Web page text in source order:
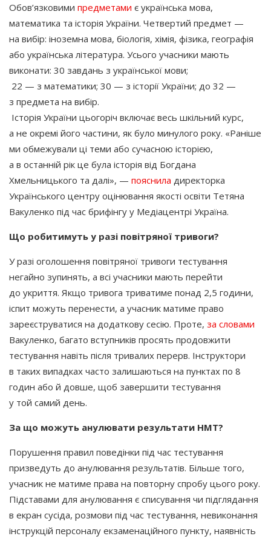
Обов’язковими предметами є українська мова,
математика та історія України. Четвертий предмет —
на вибір: іноземна мова, біологія, хімія, фізика, географія
або українська література. Усього учасники мають
виконати: 30 завдань з української мови;
22 — з математики; 30 — з історії України; до 32 —
з предмета на вибір.
Історія України цьогоріч включає весь шкільний курс,
а не окремі його частини, як було минулого року. «Раніше
ми обмежували ці теми або сучасною історією,
а в останній рік це була історія від Богдана
Хмельницького та далі», — пояснила директорка
Українського центру оцінювання якості освіти Тетяна
Вакуленко під час брифінгу у Медіацентрі Україна.
Що робитимуть у разі повітряної тривоги?
У разі оголошення повітряної тривоги тестування
негайно зупинять, а всі учасники мають перейти
до укриття. Якщо тривога триватиме понад 2,5 години,
іспит можуть перенести, а учасник матиме право
зареєструватися на додаткову сесію. Проте, за словами
Вакуленко, багато вступників просять продовжити
тестування навіть після тривалих перерв. Інструктори
в таких випадках часто залишаються на пунктах по 8
годин або й довше, щоб завершити тестування
у той самий день.
За що можуть анулювати результати НМТ?
Порушення правил поведінки під час тестування
призведуть до анулювання результатів. Більше того,
учасник не матиме права на повторну спробу цього року.
Підставами для анулювання є списування чи підглядання
в екран сусіда, розмови під час тестування, невиконання
інструкцій персоналу екзаменаційного пункту, наявність